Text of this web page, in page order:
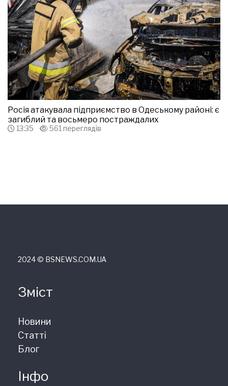
Росія атакувала підприємство в Одеському районі: є
загиблий та восьмеро постраждалих
13:35 561 переглядів
2024 © ВSNEWS.COM.UA
Зміст
Новини
Статті
Блог
Інфо